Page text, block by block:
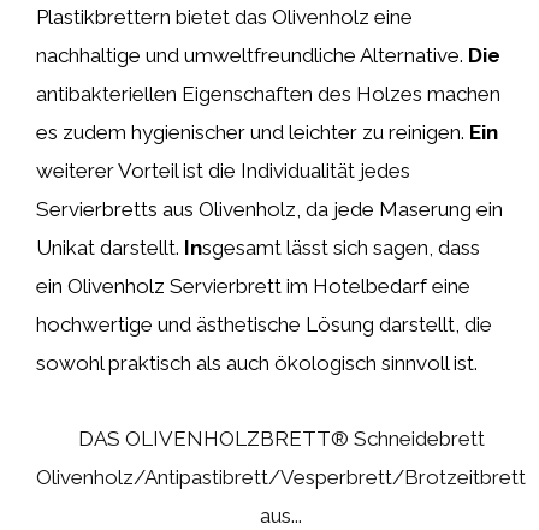
Plastikbrettern bietet das Olivenholz eine
nachhaltige und umweltfreundliche Alternative. Die
antibakteriellen Eigenschaften des Holzes machen
es zudem hygienischer und leichter zu reinigen. Ein
weiterer Vorteil ist die Individualität jedes
Servierbretts aus Olivenholz, da jede Maserung ein
Unikat darstellt. Insgesamt lässt sich sagen, dass
ein Olivenholz Servierbrett im Hotelbedarf eine
hochwertige und ästhetische Lösung darstellt, die
sowohl praktisch als auch ökologisch sinnvoll ist.
DAS OLIVENHOLZBRETT® Schneidebrett
Olivenholz/Antipastibrett/Vesperbrett/Brotzeitbrett
aus...